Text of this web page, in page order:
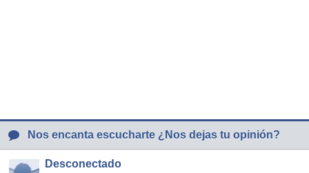
Nos encanta escucharte ¿Nos dejas tu opinión?
Desconectado